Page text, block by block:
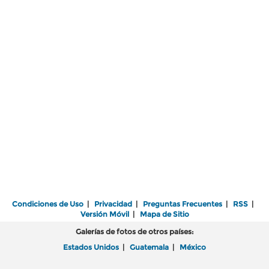
Condiciones de Uso | Privacidad | Preguntas Frecuentes | RSS |
Versión Móvil| Mapa de Sitio
Galerías de fotos de otros países:
Estados Unidos | Guatemala | México